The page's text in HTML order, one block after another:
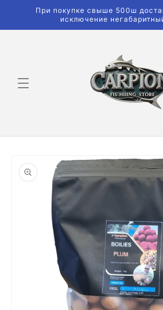
При покупке свыше 500ш
исключение
информации
о продукте